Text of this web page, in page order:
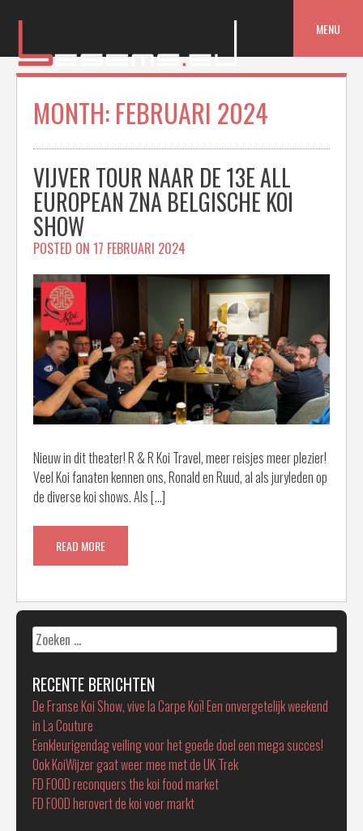
MENU
MONTH:FEBRUARI 2024
VIJVER TOUR NAAR DE 13E ALL
EUROPEAN ZNA BELGISCHE KOI
SHOW
POSTED ON 17 FEBRUARI 2024
Nieuw in dit theater! R & R Koi Travel, meer reisjes meer plezier!
Veel Koi fanaten kennen ons, Ronald en Ruud, al als juryleden op
de diverse koi shows. Als […]
READ MORE
Zoeken
naar:
RECENTE BERICHTEN
De Franse Koi Show, vive la Carpe Koï! Een onvergetelijk weekend
in La Couture
Eenkleurigendag veiling voor het goede doel een mega succes!
Ook KoiWijzer gaat weer mee met de UK Trek
FD FOOD reconquers the koi food market
FD FOOD herovert de koi voer markt